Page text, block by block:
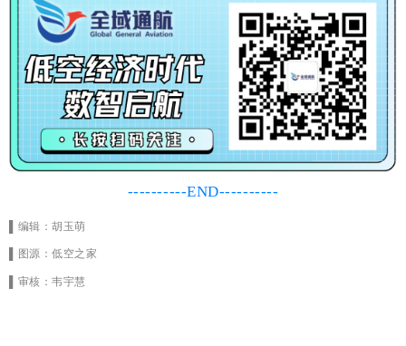
----------END----------
▌编辑：胡玉萌
▌图源：低空之家
▌审核：韦宇慧